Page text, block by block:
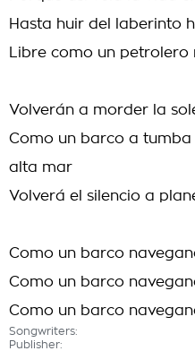
Hasta huir del laberinto
Libre como un
Volverán a morder la
Como un barco a
alta mar
Volverá el silencio a
Como un barco
Como un barco
Como un barco
Songwriters:
Publisher: